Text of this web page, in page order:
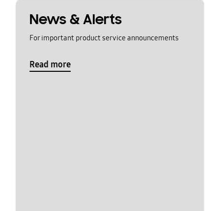
News & Alerts
For important product service announcements
Read more